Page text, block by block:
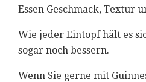
Essen Geschmack, Textur
Wie jeder Eintopf hält es
sogar noch bessern.
Wenn Sie gerne mit